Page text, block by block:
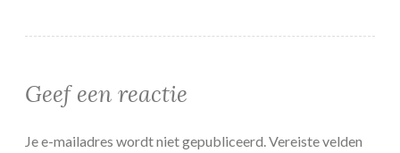
Geef een reactie
Je e-mailadres wordt niet gepubliceerd.Vereiste velden